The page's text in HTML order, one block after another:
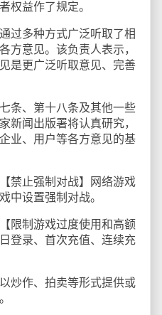
权益作了规定。
过多种方式广泛听取了相
方意见。该负责人表示，
是更广泛听取意见、完善
条、第十八条及其他一些
新闻出版署将认真研究，
业、用户等各方意见的基
禁止强制对战】网络游戏
中设置强制对战。
限制游戏过度使用和高额
登录、首次充值、连续充
炒作、拍卖等形式提供或